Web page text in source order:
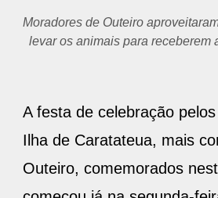
Moradores de Outeiro
levar os animais para receberem
A festa de celebração
Ilha de Caratateua, mais
Outeiro, comemorados